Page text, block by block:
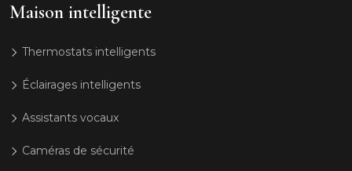
Maison intelligente
Thermostats intelligents
Éclairages intelligents
Assistants vocaux
Caméras de sécurité